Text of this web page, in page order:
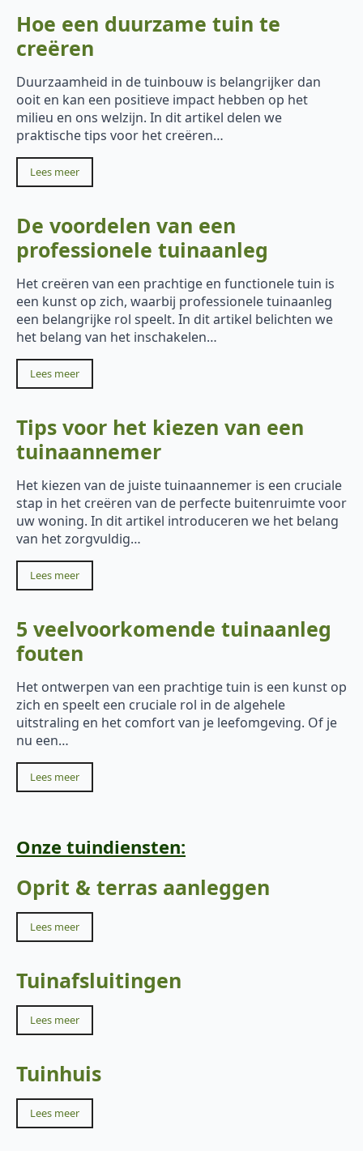
Hoe een duurzame tuin te
creëren
Duurzaamheid in de tuinbouw is belangrijker dan
ooit en kan een positieve impact hebben op het
milieu en ons welzijn. In dit artikel delen we
praktische tips voor het creëren…
Lees meer
De voordelen van een
professionele tuinaanleg
Het creëren van een prachtige en functionele tuin is
een kunst op zich, waarbij professionele tuinaanleg
een belangrijke rol speelt. In dit artikel belichten we
het belang van het inschakelen…
Lees meer
Tips voor het kiezen van een
tuinaannemer
Het kiezen van de juiste tuinaannemer is een cruciale
stap in het creëren van de perfecte buitenruimte voor
uw woning. In dit artikel introduceren we het belang
van het zorgvuldig…
Lees meer
5 veelvoorkomende tuinaanleg
fouten
Het ontwerpen van een prachtige tuin is een kunst op
zich en speelt een cruciale rol in de algehele
uitstraling en het comfort van je leefomgeving. Of je
nu een…
Lees meer
Onze tuindiensten:
Oprit & terras aanleggen
Lees meer
Tuinafsluitingen
Lees meer
Tuinhuis
Lees meer